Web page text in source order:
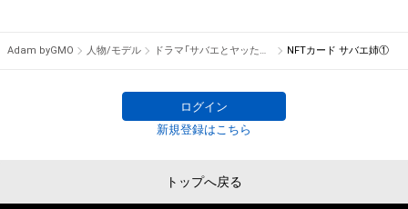
Adam byGMO 人物/モデル ドラマ「サバエとヤッたら終わる」 NFTカード サバエ姉①
ログイン
新規登録はこちら
トップへ戻る